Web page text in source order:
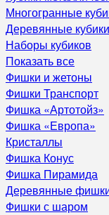
Многогранные
Деревянные кубики
Наборы кубиков
Показать все
Фишки и жетоны
Фишки Транспорт
Фишка «Артотойз»
Фишка «Европа»
Кристаллы
Фишка Конус
Фишка Пирамида
Деревянные
Фишки с шаром